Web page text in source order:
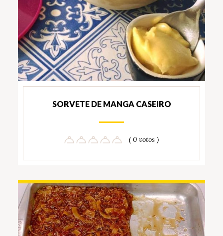
SORVETE DE MANGA CASEIRO
( 0 votos )